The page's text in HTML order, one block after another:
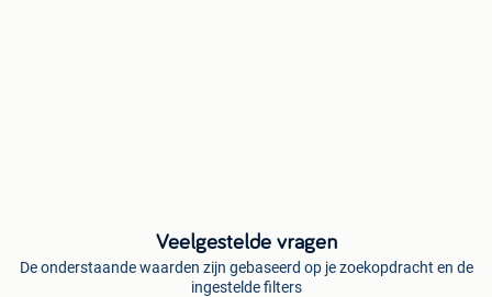
Veelgestelde vragen
De onderstaande waarden zijn gebaseerd op je zoekopdracht en de
ingestelde filters